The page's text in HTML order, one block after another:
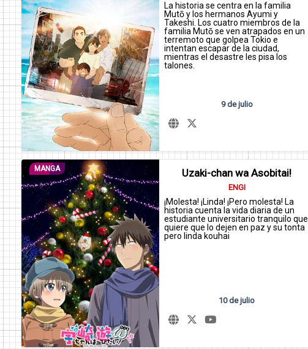
La historia se centra en la familia
Mutō y los hermanos Ayumi y
Takeshi. Los cuatro miembros de la
familia Mutō se ven atrapados en un
terremoto que golpea Tokio e
intentan escapar de la ciudad,
mientras el desastre les pisa los
talones.
9 de julio
MANGA Uzaki-chan wa Asobitai!
ENGI
¡Molesta! ¡Linda! ¡Pero molesta! La
historia cuenta la vida diaria de un
estudiante universitario tranquilo que
quiere que lo dejen en paz y su tonta
pero linda kouhai
10 de julio